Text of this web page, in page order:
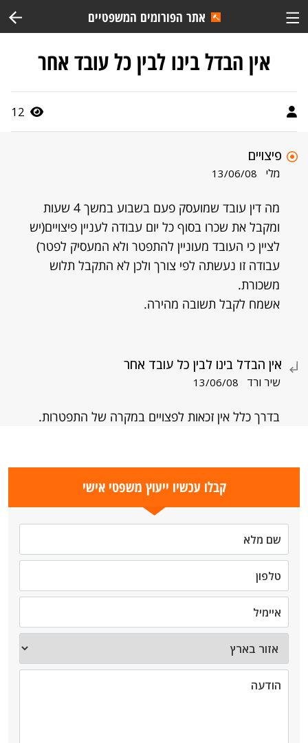
אתר הפורומים המשפטיים
אין הבדל בינו לבין כל עובד אחר
12
פיצויים
מלי 13/06/08
מה דין עובד שמועסק פעם בשבוע במשך 4 שעות
ומקבל את שכרו בסוף כל יום עבודה לעניין פיצויים(יש
לציין כי העובד מעוניין להתפטר ולא המעסיק לפטר)
עבודה זו נעשתה לפי צורך ולכן לא התקבל תלוש
משכורת.
אשמח לקבל תשובה מהירה.
אין הבדל בינו לבין כל עובד אחר
שיר ורד 13/06/08
בדרך כלל אין זכאות לפצויים במקרה של התפטרות.
קבלו עכשיו ייעוץ משפטי אישי